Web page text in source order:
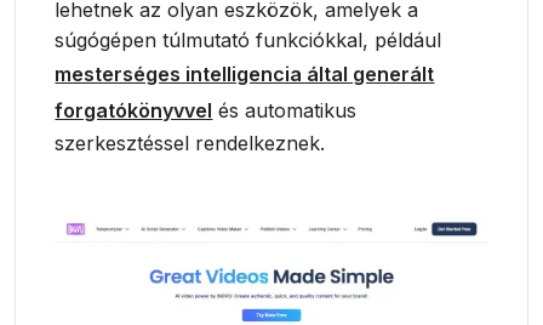
lehetnek az olyan eszközök, amelyek a
súgógépen túlmutató funkciókkal, például
mesterséges intelligencia által generált
forgatókönyvvel és automatikus
szerkesztéssel rendelkeznek.